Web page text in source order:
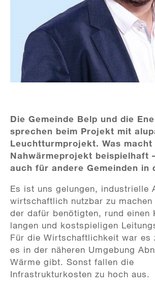
Die Gemeinde Belp und die
sprechen beim Projekt mit
Leuchtturmprojekt. Was macht
Nahwärmeprojekt beispielhaft
auch für andere Gemeinden in
Es ist uns gelungen, industrielle
wirtschaftlich nutzbar zu
der dafür benötigten, rund einen
langen und kostspieligen
Für die Wirtschaftlichkeit war es
es in der näheren Umgebung
Wärme gibt. Sonst fallen die
Infrastrukturkosten zu hoch aus.